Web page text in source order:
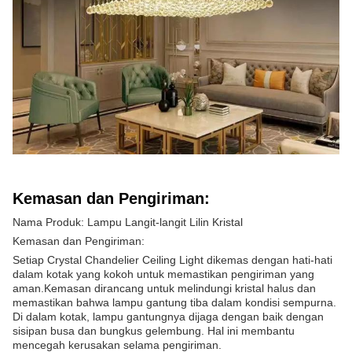
Kemasan dan Pengiriman:
Nama Produk: Lampu Langit-langit Lilin Kristal
Kemasan dan Pengiriman:
Setiap Crystal Chandelier Ceiling Light dikemas dengan hati-hati
dalam kotak yang kokoh untuk memastikan pengiriman yang
aman.Kemasan dirancang untuk melindungi kristal halus dan
memastikan bahwa lampu gantung tiba dalam kondisi sempurna.
Di dalam kotak, lampu gantungnya dijaga dengan baik dengan
sisipan busa dan bungkus gelembung. Hal ini membantu
mencegah kerusakan selama pengiriman.